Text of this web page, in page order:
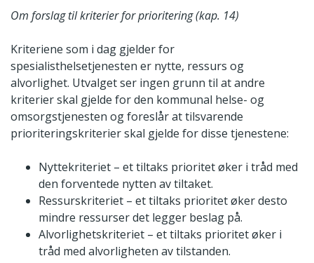
Om forslag til kriterier for prioritering (kap. 14)
Kriteriene som i dag gjelder for
spesialisthelsetjenesten er nytte, ressurs og
alvorlighet. Utvalget ser ingen grunn til at andre
kriterier skal gjelde for den kommunal helse- og
omsorgstjenesten og foreslår at tilsvarende
prioriteringskriterier skal gjelde for disse tjenestene:
Nyttekriteriet – et tiltaks prioritet øker i tråd med
den forventede nytten av tiltaket.
Ressurskriteriet – et tiltaks prioritet øker desto
mindre ressurser det legger beslag på.
Alvorlighetskriteriet – et tiltaks prioritet øker i
tråd med alvorligheten av tilstanden.